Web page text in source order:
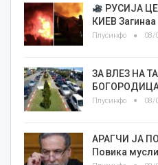
РУСИЈА
КИЕВ
Плусинфо 08/
ЗА ВЛЕЗ НА
Плусинфо 08/
АРАГЧИ ЈА
Повика